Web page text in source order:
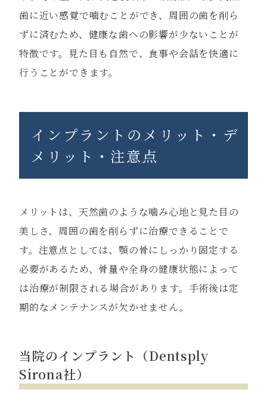
歯に近い感覚で噛むことができ、周囲の歯を削ら
ずに済むため、健康な歯への影響が少ないことが
特徴です。見た目も自然で、食事や会話を快適に
行うことができます。
インプラントのメリット・デ
メリット・注意点
メリットは、天然歯のような噛み心地と見た目の
美しさ、周囲の歯を削らずに治療できることで
す。注意点としては、顎の骨にしっかり固定する
必要があるため、骨量や全身の健康状態によって
は治療が制限される場合があります。手術後は定
期的なメンテナンスが欠かせません。
当院のインプラント（Dentsply
Sirona社）